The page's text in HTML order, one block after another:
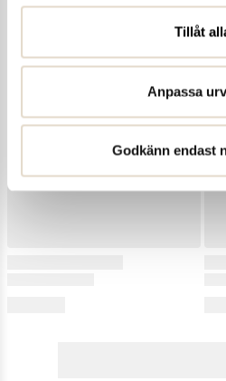
Tillåt
Anpassa
Godkänn endast